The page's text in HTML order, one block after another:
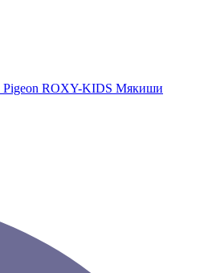
Pigeon ROXY-KIDS Мякиши